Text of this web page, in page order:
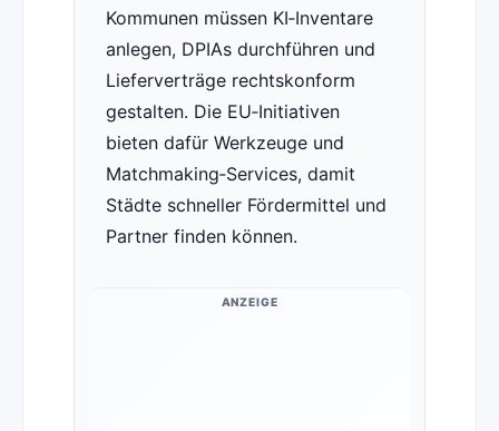
Kommunen müssen KI‑Inventare
anlegen, DPIAs durchführen und
Lieferverträge rechtskonform
gestalten. Die EU‑Initiativen
bieten dafür Werkzeuge und
Matchmaking‑Services, damit
Städte schneller Fördermittel und
Partner finden können.
ANZEIGE